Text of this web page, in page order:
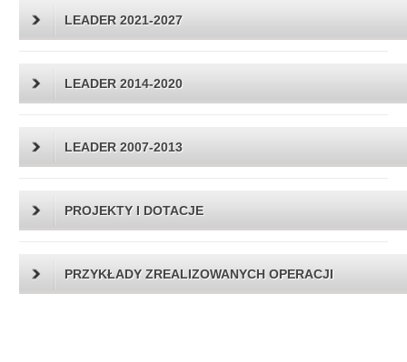
LEADER 2021-2027
LEADER 2014-2020
LEADER 2007-2013
PROJEKTY I DOTACJE
PRZYKŁADY ZREALIZOWANYCH OPERACJI